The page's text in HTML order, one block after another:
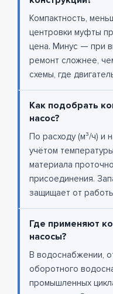
Компактность,
центровки муфты
цена. Минус — при
ремонт сложнее,
схемы, где
Как подобрать
насос?
По расходу (м³/ч) и
учётом
материала
присоединения.
защищает от
Где применяют
насосы?
В водоснабжении,
оборотного
промышленных